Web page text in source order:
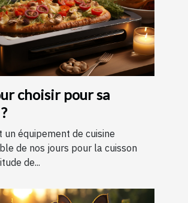
choisir pour sa
un équipement de cuisine
de nos jours pour la cuisson
de...